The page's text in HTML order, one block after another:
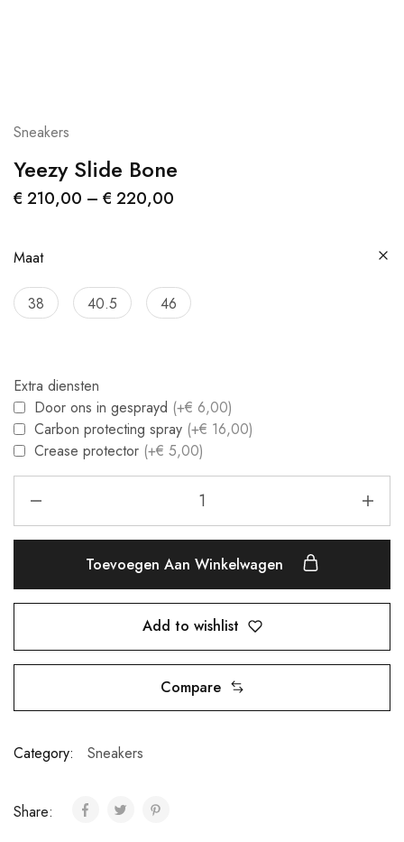
Sneakers
Yeezy Slide Bone
€ 210,00 – € 220,00
Maat
38 40.5 46
Extra diensten
Door ons in gesprayd (+€ 6,00)
Carbon protecting spray (+€ 16,00)
Crease protector (+€ 5,00)
Toevoegen Aan Winkelwagen
Add to wishlist
Compare
Category: Sneakers
Share: